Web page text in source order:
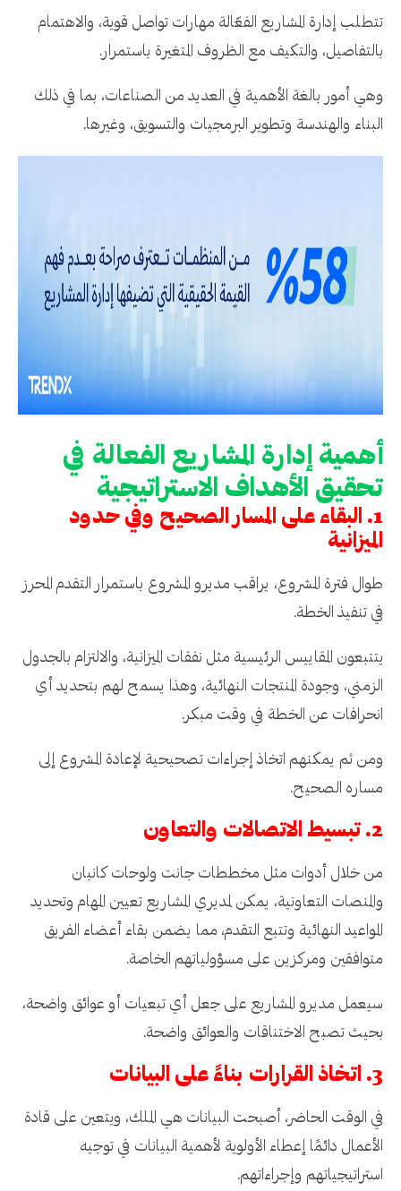
تتطلب إدارة المشاريع الفعّالة مهارات تواصل قوية، والاهتمام
بالتفاصيل، والتكيف مع الظروف المتغيرة باستمرار.
وهي أمور بالغة الأهمية في العديد من الصناعات، بما في ذلك
البناء والهندسة وتطوير البرمجيات والتسويق، وغيرها.
أهمية إدارة المشاريع الفعالة في
تحقيق الأهداف الاستراتيجية
1. البقاء على المسار الصحيح وفي حدود
الميزانية
طوال فترة المشروع، يراقب مديرو المشروع باستمرار التقدم المحرز
في تنفيذ الخطة.
يتتبعون المقاييس الرئيسية مثل نفقات الميزانية، والالتزام بالجدول
الزمني، وجودة المنتجات النهائية، وهذا يسمح لهم بتحديد أي
انحرافات عن الخطة في وقت مبكر.
ومن ثم يمكنهم اتخاذ إجراءات تصحيحية لإعادة المشروع إلى
مساره الصحيح.
2. تبسيط الاتصالات والتعاون
من خلال أدوات مثل مخططات جانت ولوحات كانبان
والمنصات التعاونية، يمكن لمديري المشاريع تعيين المهام وتحديد
المواعيد النهائية وتتبع التقدم، مما يضمن بقاء أعضاء الفريق
متوافقين ومركزين على مسؤولياتهم الخاصة.
سيعمل مديرو المشاريع على جعل أي تبعيات أو عوائق واضحة،
بحيث تصبح الاختناقات والعوائق واضحة.
3. اتخاذ القرارات بناءً على البيانات
في الوقت الحاضر، أصبحت البيانات هي الملك، ويتعين على قادة
الأعمال دائمًا إعطاء الأولوية لأهمية البيانات في توجيه
استراتيجياتهم وإجراءاتهم.